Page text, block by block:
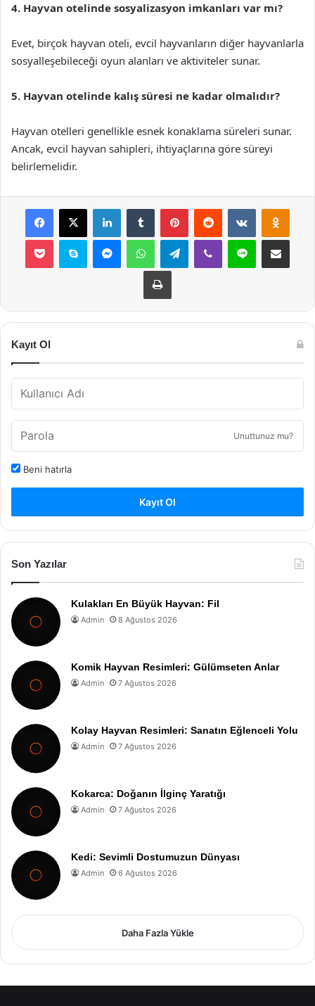
4. Hayvan otelinde sosyalizasyon imkanları var mı?
Evet, birçok hayvan oteli, evcil hayvanların diğer hayvanlarla
sosyalleşebileceği oyun alanları ve aktiviteler sunar.
5. Hayvan otelinde kalış süresi ne kadar olmalıdır?
Hayvan otelleri genellikle esnek konaklama süreleri sunar.
Ancak, evcil hayvan sahipleri, ihtiyaçlarına göre süreyi
belirlemelidir.
Facebook
X LinkedInTumblr PinterestReddit VKontakte
Pocket Skype MessengerWhatsAppTelegramViber Line E-Posta ile
Yazdır
Kayıt Ol
Unuttunuz mu?
Beni hatırla
Kayıt Ol
Son Yazılar
Kulakları En Büyük Hayvan: Fil
Admin 8 Ağustos 2026
Komik Hayvan Resimleri: Gülümseten Anlar
Admin 7 Ağustos 2026
Kolay Hayvan Resimleri: Sanatın Eğlenceli Yolu
Admin 7 Ağustos 2026
Kokarca: Doğanın İlginç Yaratığı
Admin 7 Ağustos 2026
Kedi: Sevimli Dostumuzun Dünyası
Admin 6 Ağustos 2026
Daha Fazla Yükle